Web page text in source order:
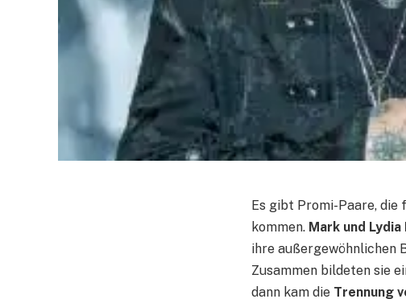
Es gibt Promi-Paare, die
kommen. Mark und Lydia
ihre außergewöhnlichen
Zusammen bildeten sie
dann kam die Trennung